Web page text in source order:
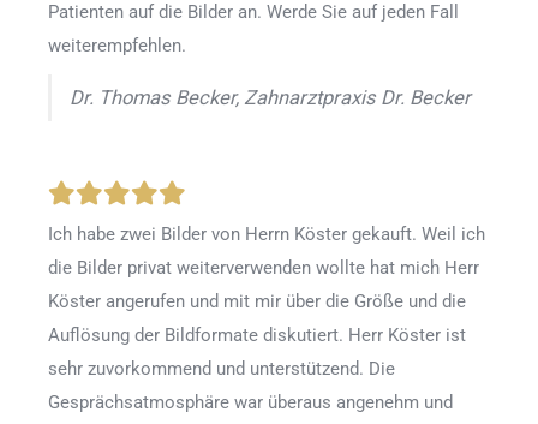
Patienten auf die Bilder an. Werde Sie auf jeden Fall
weiterempfehlen.
Dr. Thomas Becker, Zahnarztpraxis Dr. Becker
Ich habe zwei Bilder von Herrn Köster gekauft. Weil ich
die Bilder privat weiterverwenden wollte hat mich Herr
Köster angerufen und mit mir über die Größe und die
Auflösung der Bildformate diskutiert. Herr Köster ist
sehr zuvorkommend und unterstützend. Die
Gesprächsatmosphäre war überaus angenehm und